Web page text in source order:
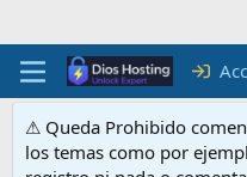
⚠ Queda Prohibido
los temas como por